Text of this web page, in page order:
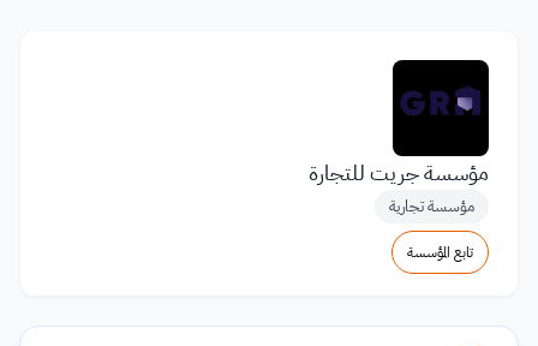
مؤسسة جريت للتجارة
مؤسسة تجارية
تابع المؤسسة